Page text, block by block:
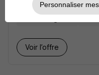
Voir l’offre
Personnaliser